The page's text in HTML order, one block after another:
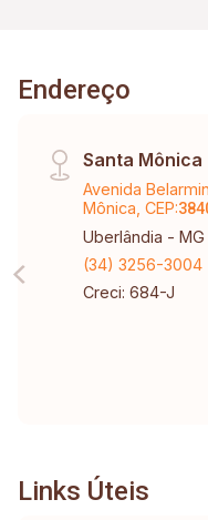
Endereço
Santa Mônica
Avenida
Mônica, CEP:
Uberlândia - MG
(34) 3256-3004
Creci: 684-J
Links Úteis